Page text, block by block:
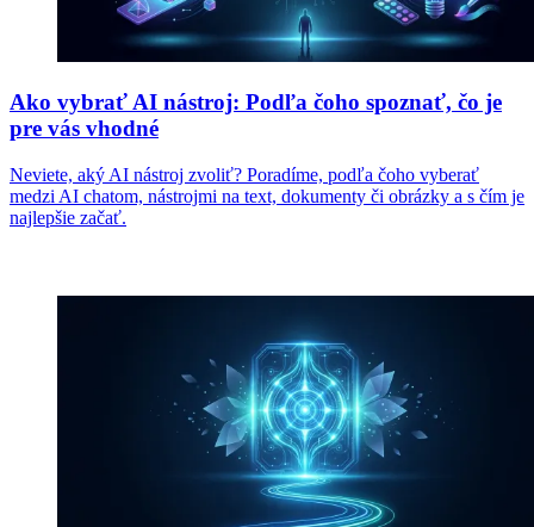
Ako vybrať AI nástroj: Podľa čoho spoznať, čo je
pre vás vhodné
Neviete, aký AI nástroj zvoliť? Poradíme, podľa čoho vyberať
medzi AI chatom, nástrojmi na text, dokumenty či obrázky a s čím je
najlepšie začať.